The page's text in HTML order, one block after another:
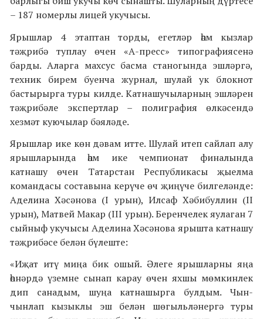
– 187 номерлы лицей укучысы.
Ярышлар 4 этаптан торды, егетләр һәм кызлар
тәҗрибә туплау өчен «А-пресс» типографиясенә
барды. Аларга махсус басма станогында эшләргә,
техник бирем буенча журнал, шулай ук блокнот
бастырырга туры килде. Катнашучыларның эшләрен
тәҗрибәле экспертлар – полиграфия өлкәсендә
хезмәт куючылар бәяләде.
Ярышлар ике көн дәвам итте. Шулай итеп сайлап алу
ярышларында һәм ике чемпионат финалында
катнашу өчен Татарстан Республикасы җыелма
командасы составына керүче өч җиңүче билгеләнде:
Аделина Хәсәнова (I урын), Илсаф Хәбибуллин (II
урын), Матвей Макар (III урын). Беренчелек яулаган 7
сыйныф укучысы Аделина Хәсәнова ярышта катнашу
тәҗрибәсе белән бүлеште:
«Иҗат итү миңа бик ошый. Әлеге ярышларны яңа
һөнәрдә үземне сынап карау өчен яхшы мөмкинлек
дип санадым, шуңа катнашырга булдым. Чын-
чынлап кызыклы эш белән шөгыльләнергә туры